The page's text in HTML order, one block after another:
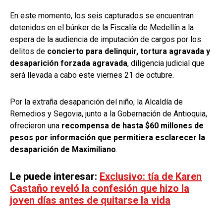
En este momento, los seis capturados se encuentran
detenidos en el búnker de la Fiscalía de Medellín a la
espera de la audiencia de imputación de cargos por los
delitos de concierto para delinquir, tortura agravada y
desaparición forzada agravada, diligencia judicial que
será llevada a cabo este viernes 21 de octubre.
Por la extraña desaparición del niño, la Alcaldía de
Remedios y Segovia, junto a la Gobernación de Antioquia,
ofrecieron una recompensa de hasta $60 millones de
pesos por información que permitiera esclarecer la
desaparición de Maximiliano.
Le puede interesar: Exclusivo: tía de Karen
Castaño reveló la confesión que hizo la
joven días antes de quitarse la vida